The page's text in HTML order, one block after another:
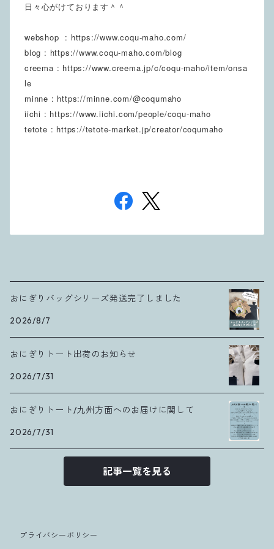
日々心がけております＾＾
webshop : https://www.coqu-maho.com/
blog : https://www.coqu-maho.com/blog
creema : https://www.creema.jp/c/coqu-maho/item/onsa
le
minne : https://minne.com/@coqumaho
iichi : https://www.iichi.com/people/coqu-maho
tetote : https://tetote-market.jp/creator/coqumaho
おにぎりバッグシリーズ発送完了しました
2026/8/7
おにぎりトート出荷のお知らせ
2026/7/31
おにぎりトート/九州方面へのお届けに関して
2026/7/31
記事一覧を見る
プライバシーポリシー